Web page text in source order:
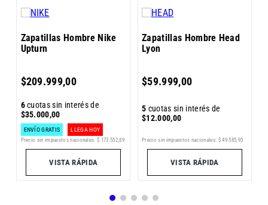
Zapatillas Hombre Nike
Upturn
$209.999,00
6cuotas sin interés de
$35.000,00
ENVÍO GRATIS LLEGA HOY
Precio sin impuestos nacionales: $ 173.552,89
VISTA RÁPIDA
Zapatillas Hombre Head
Lyon
$59.999,00
5 cuotas sin interés de
$12.000,00
Precio sin impuestos nacionales: $ 49.585,95
VISTA RÁPIDA